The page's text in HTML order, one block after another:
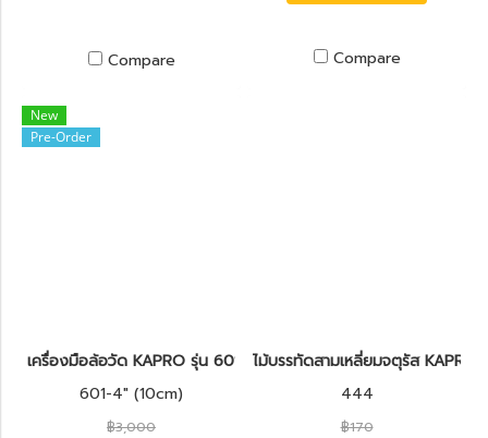
Compare Compare
New
Pre-Order
เครื่องมือล้อวัด KAPRO รุ่น 601
601-4" (10cm)
฿3,000
ไม้บรรทัดสามเหลี่ยมจตุรัส
444
฿170